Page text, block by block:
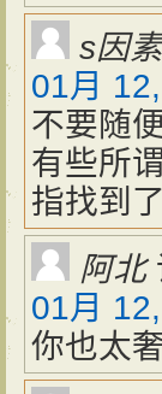
s因素
01月
不要随
有些所
指找到
阿北
01月
你也太